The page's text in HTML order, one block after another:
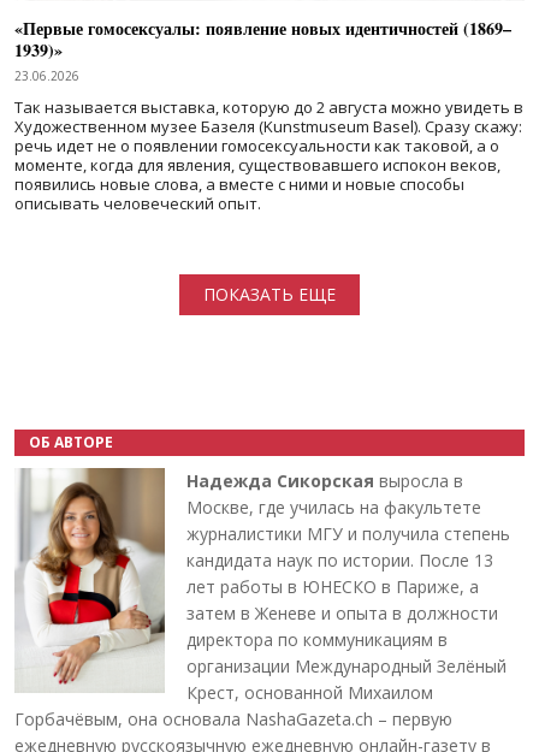
«Первые гомосексуалы: появление новых идентичностей (1869–
1939)»
23.06.2026
Так называется выставка, которую до 2 августа можно увидеть в
Художественном музее Базеля (Kunstmuseum Basel). Сразу скажу:
речь идет не о появлении гомосексуальности как таковой, а о
моменте, когда для явления, существовавшего испокон веков,
появились новые слова, а вместе с ними и новые способы
описывать человеческий опыт.
ПОКАЗАТЬ ЕЩЕ
ОБ АВТОРЕ
Надежда Сикорская выросла в
Москве, где училась на факультете
журналистики МГУ и получила степень
кандидата наук по истории. После 13
лет работы в ЮНЕСКО в Париже, а
затем в Женеве и опыта в должности
директора по коммуникациям в
организации Международный Зелёный
Крест, основанной Михаилом
Горбачёвым, она основала NashaGazeta.ch – первую
ежедневную русскоязычную ежедневную онлайн-газету в